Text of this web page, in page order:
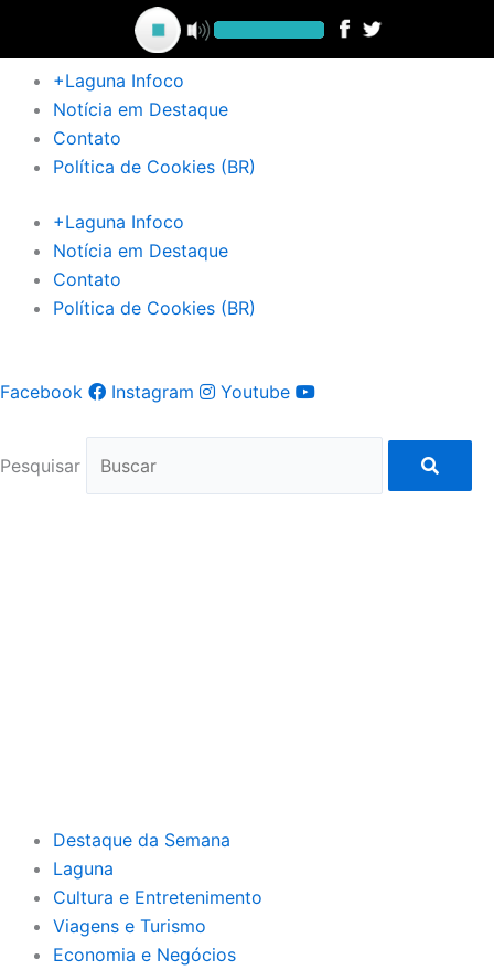
conteúdo
+Laguna Infoco
Notícia em Destaque
Contato
Política de Cookies (BR)
+Laguna Infoco
Notícia em Destaque
Contato
Política de Cookies (BR)
Facebook Instagram Youtube
Pesquisar
Destaque da Semana
Laguna
Cultura e Entretenimento
Viagens e Turismo
Economia e Negócios